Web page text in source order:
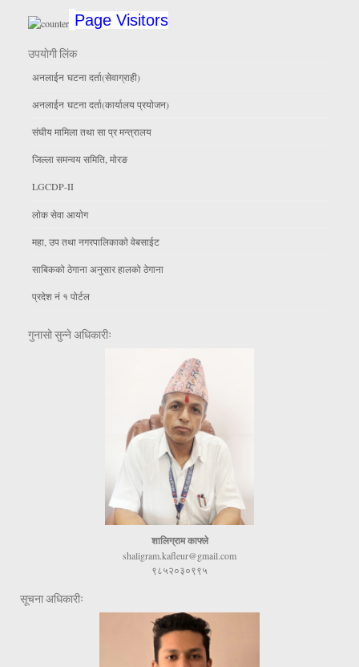
Page Visitors
उपयाेगी लिंक
अनलाईन घटना दर्ता(सेवाग्राही)
अनलाईन घटना दर्ता(कार्यालय प्रयाेजन)
संघीय मामिला तथा सा प्र मन्त्रालय
जिल्ला समन्वय समिति, माेरङ
LGCDP-II
लाेक सेवा आयाेग
महा, उप तथा नगरपालिकाकाे वेबसाईट
साबिकको ठेगाना अनुसार हालको ठेगाना
प्रदेश नं १ पोर्टल
गुनासो सुन्ने अधिकारीः
शालिग्राम काफ्ले
shaligram.kafleur@gmail.com
९८५२०३०९९५
सूचना अधिकारीः